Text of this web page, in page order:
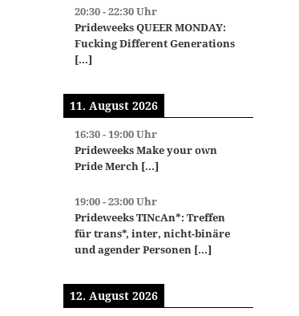
20:30-22:30Uhr
Prideweeks QUEER MONDAY:
Fucking Different Generations
[...]
11. August 2026
16:30-19:00Uhr
Prideweeks Make your own
Pride Merch [...]
19:00-23:00Uhr
Prideweeks TINcAn*: Treffen
für trans*, inter, nicht-binäre
und agender Personen [...]
12. August 2026